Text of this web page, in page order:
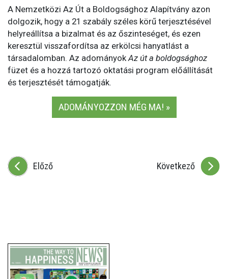
A Nemzetközi Az Út a Boldogsághoz Alapítvány azon
dolgozik, hogy a 21 szabály széles körű terjesztésével
helyreállítsa a bizalmat és az őszinteséget, és ezen
keresztül visszafordítsa az erkölcsi hanyatlást a
társadalomban. Az adományok Az út a boldogsághoz
füzet és a hozzá tartozó oktatási program előállítását
és terjesztését támogatják.
ADOMÁNYOZZON MÉG MA! »
Előző Következő